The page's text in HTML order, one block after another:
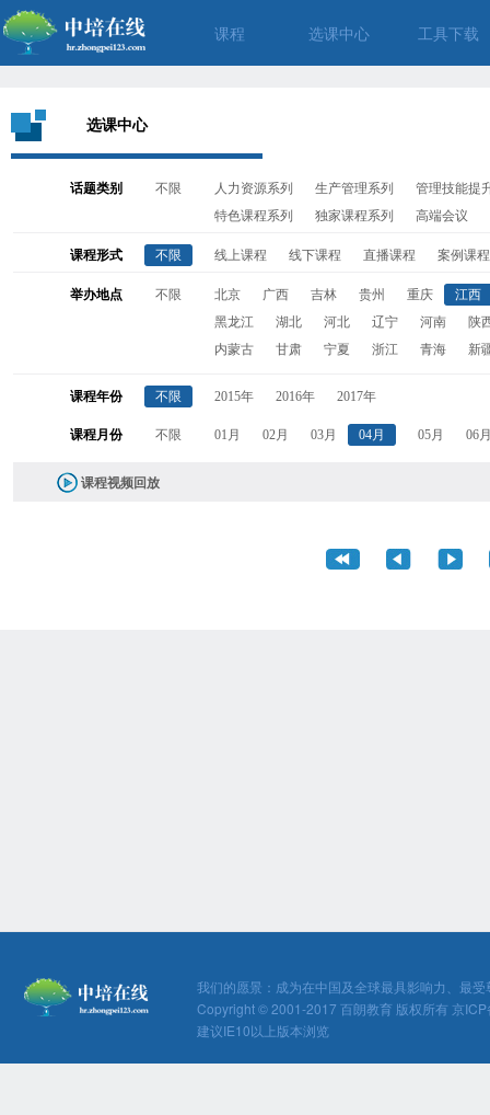
课程 选课中心 工具下载
选课中心
话题类别 不限 人力资源系列 生产管理系列
管理技能提
特色课程系列
独家课程系列 高端会议
课程形式 不限 线上课程 线下课程 直播课程 案例课程
举办地点 不限 北京 广西 吉林 贵州 重庆
江西
黑龙江
湖北 河北 辽宁 河南
陕
内蒙古
甘肃 宁夏 浙江 青海 新
课程年份 不限 2015年 2016年 2017年
课程月份 不限 01月 02月 03月 04月 05月 06
课程视频回放
我们的愿景：成为在中国及全球最具影响力、最
Copyright © 2001-2017 百朗教育 版权所有 京
建议IE10以上版本浏览